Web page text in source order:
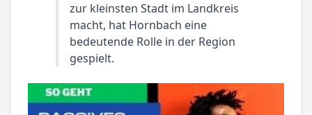
zur kleinsten Stadt im Landkreis
macht, hat Hornbach eine
bedeutende Rolle in der Region
gespielt.